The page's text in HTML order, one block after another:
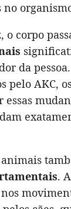
o corpo
da
pelo AKC,
essas
.